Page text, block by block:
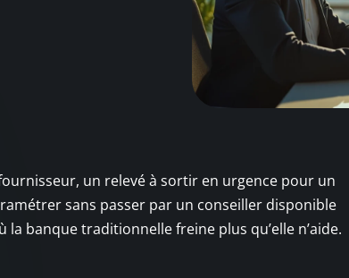
un relevé à sortir en urgence pour un
sans passer par un conseiller disponible
banque traditionnelle freine plus qu’elle n’aide.